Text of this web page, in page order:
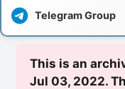
Telegram Group
This is an
Jul 03, 2022.